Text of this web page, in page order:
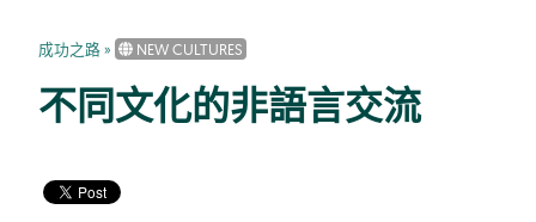
成功之路» NEW CULTURES
不同文化的非語言交流